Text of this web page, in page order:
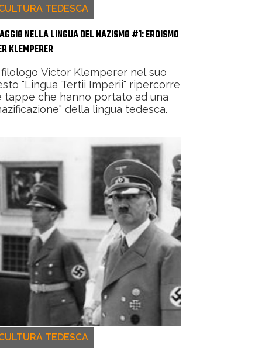
TEDESCA
NELLA LINGUA DEL NAZISMO #1: EROISMO
KLEMPERER
Victor Klemperer nel suo
"Lingua Tertii Imperii" ripercorre
tappe che hanno portato ad una
della lingua tedesca.
TEDESCA